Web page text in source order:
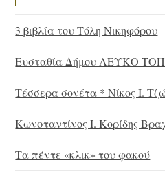
3 βιβλία του Τόλη Νικηφόρου
Ευσταθία Δήμου ΛΕΥΚΟ
Τέσσερα σονέτα * Νίκος Ι.
Κωνσταντίνος Ι. Κορίδης
Τα πέντε «κλικ» του φακού